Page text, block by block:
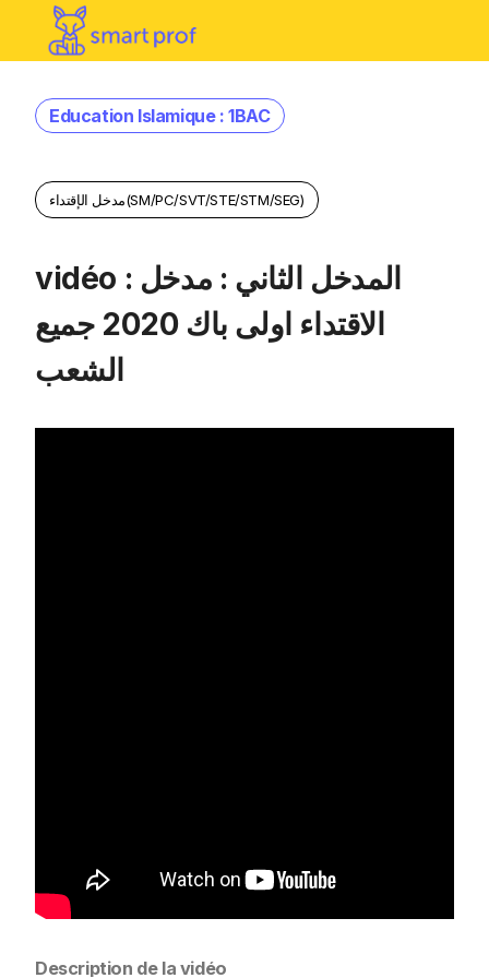
Education Islamique : 1BAC
مدخل الإقتداء(SM/PC/SVT/STE/STM/SEG)
vidéo : المدخل الثاني : مدخل
الاقتداء اولى باك 2020 جميع
الشعب
Description de la vidéo